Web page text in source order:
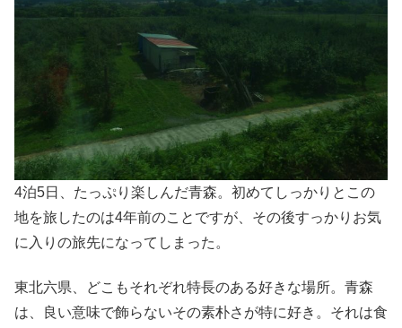
4泊5日、たっぷり楽しんだ青森。初めてしっかりとこの
地を旅したのは4年前のことですが、その後すっかりお気
に入りの旅先になってしまった。
東北六県、どこもそれぞれ特長のある好きな場所。青森
は、良い意味で飾らないその素朴さが特に好き。それは食